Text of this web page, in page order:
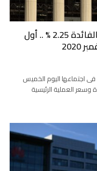
البنك المركزي المصري يخفض الفائدة 2.25 % .. أول
فى اجتماعها اليوم الخميس
العملية الرئيسية